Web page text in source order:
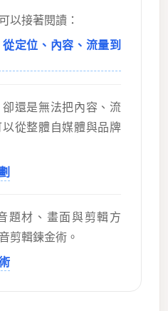
以接著閱讀：
定位、內容、流量到
還是無法把內容、流
從整體自媒體與品牌
題材、畫面與剪輯方
剪輯鍊金術。